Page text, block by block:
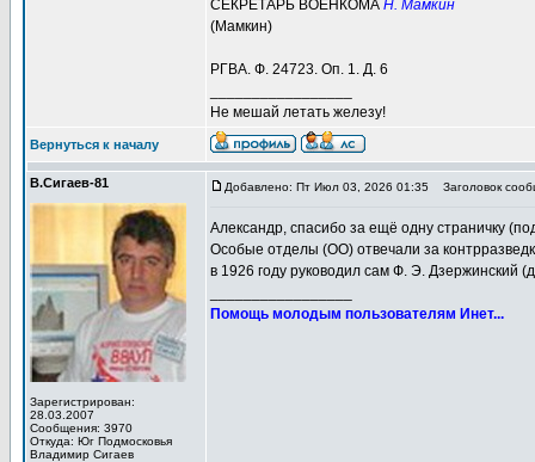
СЕКРЕТАРЬ ВОЕНКОМА Н. Мамкин
(Мамкин)
РГВА. Ф. 24723. Оп. 1. Д. 6
Не мешай летать железу!
Вернуться к началу
В.Сигаев-81
Зарегистрирован:
28.03.2007
Сообщения: 3970
Откуда: Юг Подмосковья
Владимир Сигаев
Добавлено: Пт Июл 03, 2026 01:35 Заголовок
Александр, спасибо за ещё одну страничку
Особые отделы (ОО) отвечали за
в 1926 году руководил сам Ф. Э. Дзержинский
Помощь молодым пользователям Инет...